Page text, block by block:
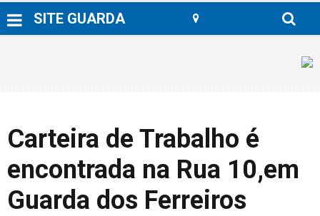
SITE GUARDA
Carteira de Trabalho é
encontrada na Rua 10,em
Guarda dos Ferreiros